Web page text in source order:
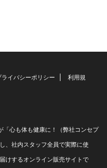
ライバシーポリシー
利用規
「心も体も健康に！（弊社コンセプ
、社内スタッフ全員で実際に使
けするオンライン販売サイトで